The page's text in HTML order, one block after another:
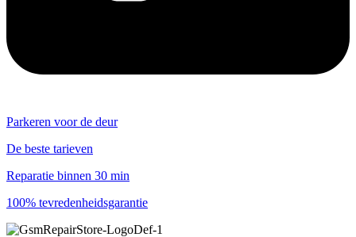
Parkeren voor de deur
De beste tarieven
Reparatie binnen 30 min
100% tevredenheidsgarantie